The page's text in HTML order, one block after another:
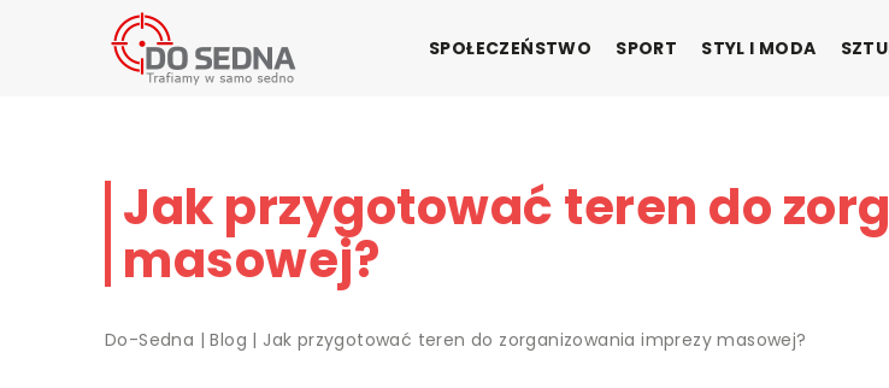
SPOŁECZEŃSTWO SPORT STYL I MODA
Jak przygotować teren do
masowej?
Do-Sedna |Blog | Jak przygotować teren do zorganizowania imprezy masowej?